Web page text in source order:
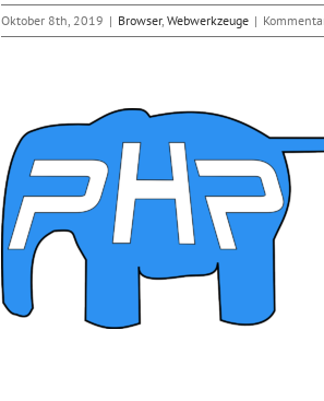
Oktober 8th, 2019 | Browser, Webwerkzeuge |